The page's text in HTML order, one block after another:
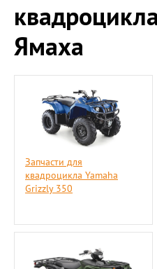
Ямаха
Запчасти для
квадроцикла Yamaha
Grizzly 350